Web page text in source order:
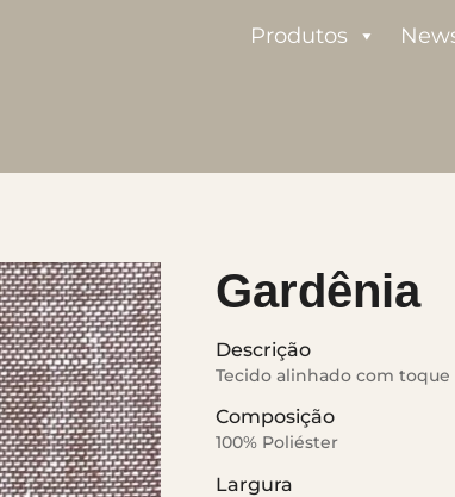
Produtos
Gardênia
Descrição
Tecido alinhado com
Composição
100% Poliéster
Largura